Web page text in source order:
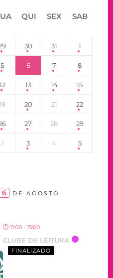
QUI SEX SAB
30 31 1
5 6 7 8
12 13 14 15
20 21 22
27 28 29
2 3 4 5
6 DE AGOSTO
11:00 - 15:00
CLUBE DE LEITURA
FINALIZADO